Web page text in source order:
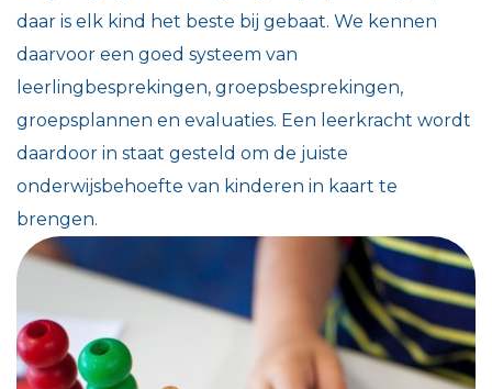
daar is elk kind het beste bij gebaat. We kennen
daarvoor een goed systeem van
leerlingbesprekingen, groepsbesprekingen,
groepsplannen en evaluaties. Een leerkracht wordt
daardoor in staat gesteld om de juiste
onderwijsbehoefte van kinderen in kaart te
brengen.